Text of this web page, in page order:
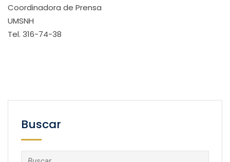
Coordinadora de Prensa
UMSNH
Tel. 316-74-38
Buscar
Buscar: